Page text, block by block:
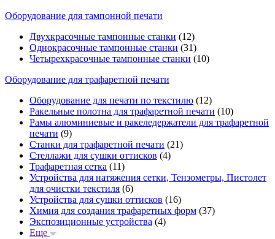
Оборудование для тампонной печати
Двухкрасочные тампонные станки (12)
Однокрасочные тампонные станки (31)
Четырехкрасочные тампонные станки (10)
Оборудование для трафаретной печати
Оборудование для печати по текстилю (12)
Ракельные полотна для трафаретной печати (10)
Рамы алюминиевые и ракеледержатели для трафаретной
печати (9)
Станки для трафаретной печати (21)
Стеллажи для сушки оттисков (4)
Трафаретная сетка (11)
Устройства для натяжения сетки, Тензометры, Пистолет
для очистки текстиля (6)
Устройства для сушки оттисков (16)
Химия для создания трафаретных форм (37)
Экспозиционные устройства (4)
Еще